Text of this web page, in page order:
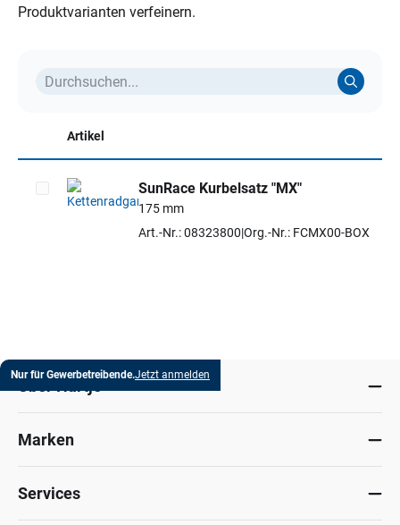
Produktvarianten verfeinern.
Artikel
Artikel auswählen
SunRace Kurbelsatz "MX"
175 mm
Art.-Nr.: 08323800 Org.-Nr.: FCMX00-BOX
Nur für Gewerbetreibende.Jetzt anmelden
Marken
Services